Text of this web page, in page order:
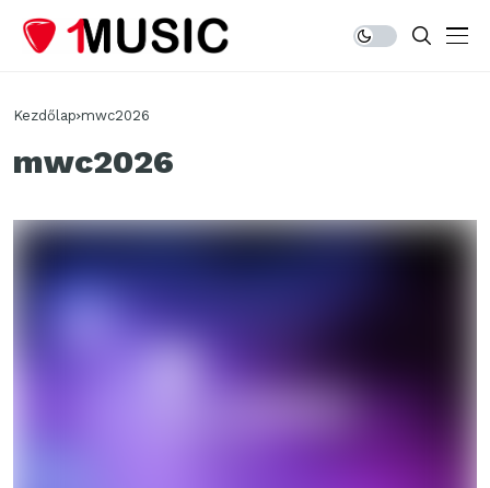
Kezdőlap mwc2026
mwc2026